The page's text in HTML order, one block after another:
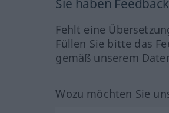
Fehlt eine
Füllen Sie bitte das
gemäß unserem
Wozu möchten Sie